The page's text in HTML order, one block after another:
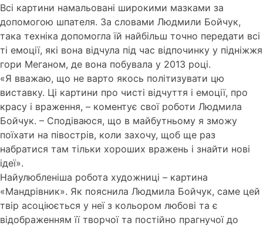
Всі картини намальовані широкими мазками за
допомогою шпателя. За словами Людмили Бойчук,
така техніка допомогла їй найбільш точно передати всі
ті емоції, які вона відчула під час відпочинку у підніжжя
гори Меганом, де вона побувала у 2013 році.
«Я вважаю, що не варто якось політизувати цю
виставку. Ці картини про чисті відчуття і емоції, про
красу і враження, – коментує свої роботи Людмила
Бойчук. – Сподіваюся, що в майбутньому я зможу
поїхати на півострів, коли захочу, щоб ще раз
набратися там тільки хороших вражень і знайти нові
ідеї».
Найулюбленіша робота художниці – картина
«Мандрівник». Як пояснила Людмила Бойчук, саме цей
твір асоціюється у неї з кольором любові та є
відображенням її творчої та постійно прагнучої до